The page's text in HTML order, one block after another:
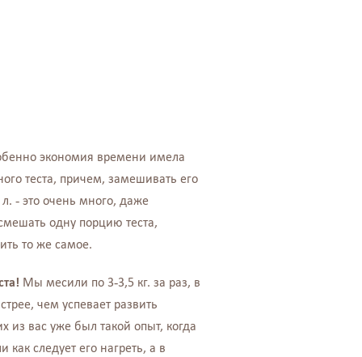
экономия времени имела
теста, причем, замешивать его
- это очень много, даже
одну порцию теста,
то же самое.
Мы месили по 3-3,5 кг. за раз, в
чем успевает развить
из вас уже был такой опыт, когда
следует его нагреть, а в